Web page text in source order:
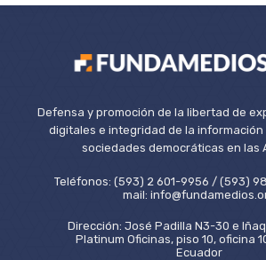
Defensa y promoción de la libertad de
digitales e integridad de la
sociedades democráticas en las
Teléfonos: (593) 2 601-9956 / (593)
mail:
Dirección: José Padilla N3-30 e
Platinum Oficinas, piso 10, oficina
Ecuador